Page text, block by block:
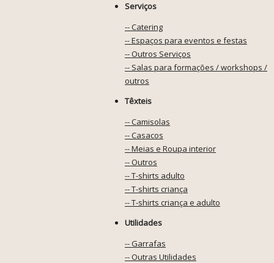
Serviços
-- Catering
-- Espaços para eventos e festas
-- Outros Serviços
-- Salas para formações / workshops /
outros
Têxteis
-- Camisolas
-- Casacos
-- Meias e Roupa interior
-- Outros
-- T-shirts adulto
-- T-shirts criança
-- T-shirts criança e adulto
Utilidades
-- Garrafas
-- Outras Utilidades